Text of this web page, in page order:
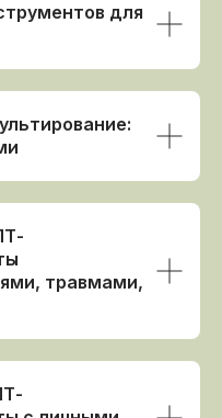
для
травмами,